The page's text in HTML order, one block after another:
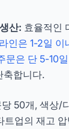
산: 효율적인
인은 1-2일 이
문은 단 5-10
축합니다.
50개, 색상/
트업의 재고